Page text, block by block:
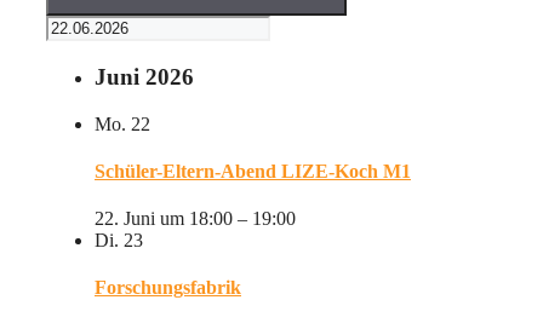
Juni 2026
Mo. 22
Schüler-Eltern-Abend LIZE-Koch M1
22. Juni um 18:00 – 19:00
Di. 23
Forschungsfabrik